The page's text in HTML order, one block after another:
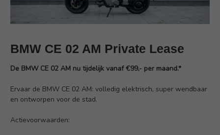
BMW CE 02 AM Private Lease
De BMW CE 02 AM nu tijdelijk vanaf €99,- per maand.*
Ervaar de BMW CE 02 AM: volledig elektrisch, super wendbaar
en ontworpen voor de stad.
Actievoorwaarden: